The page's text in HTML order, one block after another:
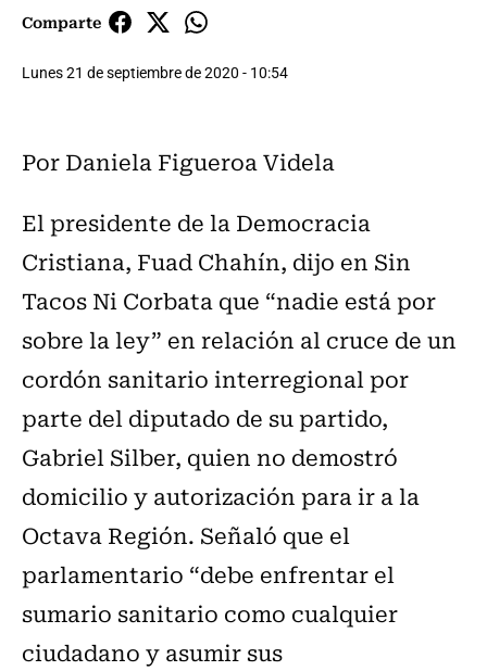
Comparte
Lunes 21 de septiembre de 2020 - 10:54
Por Daniela Figueroa Videla
El presidente de la Democracia
Cristiana, Fuad Chahín, dijo en Sin
Tacos Ni Corbata que “nadie está por
sobre la ley” en relación al cruce de un
cordón sanitario interregional por
parte del diputado de su partido,
Gabriel Silber, quien no demostró
domicilio y autorización para ir a la
Octava Región. Señaló que el
parlamentario “debe enfrentar el
sumario sanitario como cualquier
ciudadano y asumir sus